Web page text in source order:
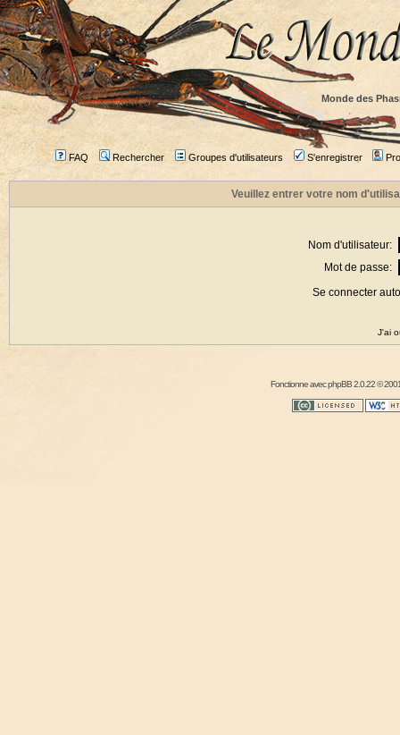
Monde des
FAQ Rechercher Groupes d'utilisateurs S'enregistrer
Veuillez entrer votre nom
Nom d'utilisateur:
Mot de passe:
Se connecter
J'ai
Fonctionne avecphpBB2.0.22 ©